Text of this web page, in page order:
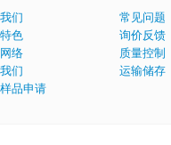
们
色
络
们
品申请
常见问题
询价反馈
质量控制
运输储存